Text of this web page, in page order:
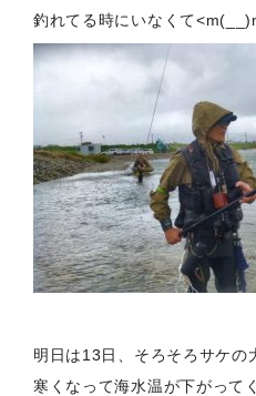
釣れてる時にいなくて
明日は13日、そろそろサケ
寒くなって海水温が下がって